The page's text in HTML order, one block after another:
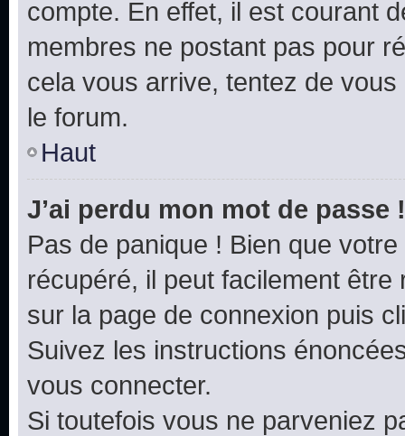
compte. En effet, il est courant
membres ne postant pas pour
cela vous arrive, tentez de
le forum.
Haut
J’ai perdu mon mot de passe !
Pas de panique ! Bien que
récupéré, il peut facilement
sur la page de connexion puis
Suivez les instructions
vous connecter.
Si toutefois vous ne parveniez